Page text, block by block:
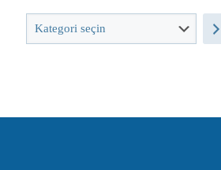
Kategori